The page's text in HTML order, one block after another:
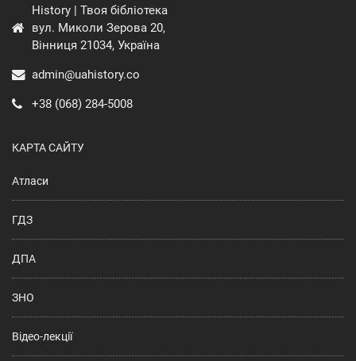
History | Твоя бібліотека
вул. Миколи Зерова 20,
Вінниця 21034, Україна
admin@uahistory.co
+38 (068) 284-5008
КАРТА САЙТУ
Атласи
ГДЗ
ДПА
ЗНО
Відео-лекції